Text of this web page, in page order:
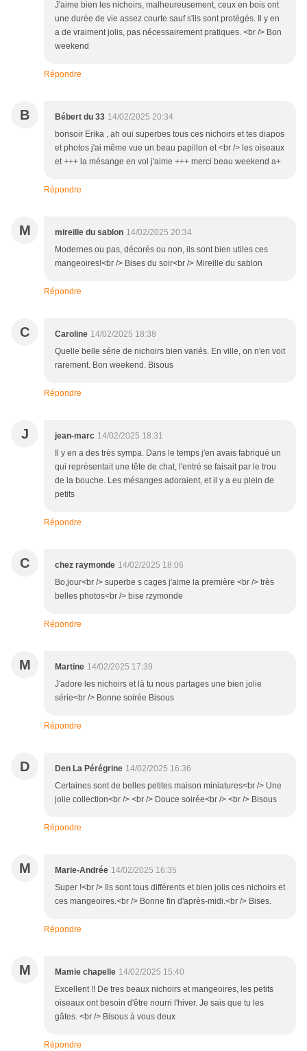
J'aime bien les nichoirs, malheureusement, ceux en bois ont
une durée de vie assez courte sauf s'ils sont protégés. Il y en
a de vraiment jolis, pas nécessairement pratiques. <br /> Bon
weekend
Répondre
B Bébert du 33 14/02/2025 20:34
bonsoir Erika , ah oui superbes tous ces nichoirs et tes diapos
et photos j'ai même vue un beau papillon et <br /> les oiseaux
et +++ la mésange en vol j'aime +++ merci beau weekend a+
Répondre
M mireille du sablon 14/02/2025 20:34
Modernes ou pas, décorés ou non, ils sont bien utiles ces
mangeoires!<br /> Bises du soir<br /> Mireille du sablon
Répondre
C Caroline 14/02/2025 18:38
Quelle belle série de nichoirs bien variés. En ville, on n'en voit
rarement. Bon weekend. Bisous
Répondre
J jean-marc 14/02/2025 18:31
Il y en a des très sympa. Dans le temps j'en avais fabriqué un
qui représentait une tête de chat, l'entré se faisait par le trou
de la bouche. Les mésanges adoraient, et il y a eu plein de
petits
Répondre
C chez raymonde 14/02/2025 18:06
Bo,jour<br /> superbe s cages j'aime la première <br /> très
belles photos<br /> bise rzymonde
Répondre
M Martine 14/02/2025 17:39
J'adore les nichoirs et là tu nous partages une bien jolie
série<br /> Bonne soirée Bisous
Répondre
D Den La Pérégrine 14/02/2025 16:36
Certaines sont de belles petites maison miniatures<br /> Une
jolie collection<br /> <br /> Douce soirée<br /> <br /> Bisous
Répondre
M Marie-Andrée 14/02/2025 16:35
Super !<br /> Ils sont tous différents et bien jolis ces nichoirs et
ces mangeoires.<br /> Bonne fin d'après-midi.<br /> Bises.
Répondre
M Mamie chapelle 14/02/2025 15:40
Excellent !! De tres beaux nichoirs et mangeoires, les petits
oiseaux ont besoin d'être nourri l'hiver. Je sais que tu les
gâtes. <br /> Bisous à vous deux
Répondre